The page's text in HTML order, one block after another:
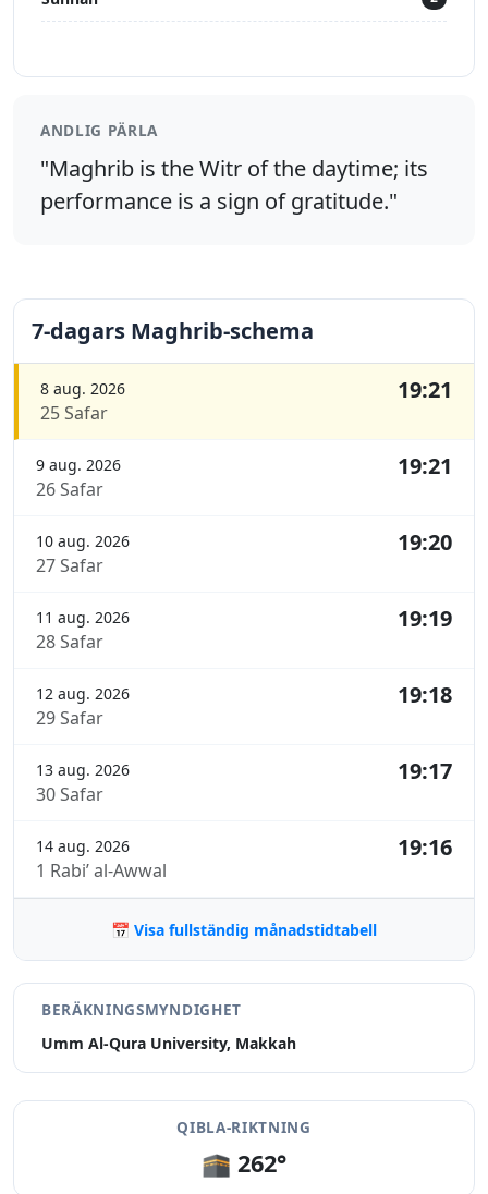
ANDLIG PÄRLA
"Maghrib is the Witr of the daytime; its
performance is a sign of gratitude."
7-dagars Maghrib-schema
8 aug. 2026
25 Safar
19:21
9 aug. 2026
26 Safar
19:21
10 aug. 2026
27 Safar
19:20
11 aug. 2026
28 Safar
19:19
12 aug. 2026
29 Safar
19:18
13 aug. 2026
30 Safar
19:17
14 aug. 2026
1 Rabi’ al-Awwal
19:16
📅 Visa fullständig månadstidtabell
BERÄKNINGSMYNDIGHET
Umm Al-Qura University, Makkah
QIBLA-RIKTNING
🕋 262°